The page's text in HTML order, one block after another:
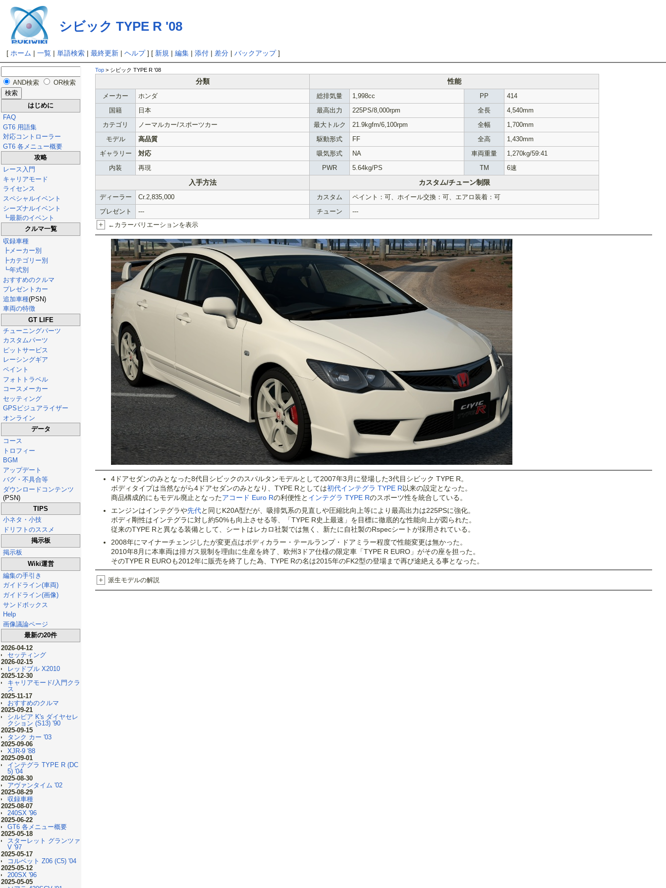
シビック TYPE R '08
[ ホーム |一覧 |単語検索 |最終更新 |ヘルプ] [ 新規 |編集 |添付 | 差分 |バックアップ]
AND検索 OR検索
はじめに
FAQ
GT6 用語集
対応コントローラー
GT6 各メニュー概要
攻略
レース入門
キャリアモード
ライセンス
スペシャルイベント
シーズナルイベント
┗最新のイベント
クルマ一覧
収録車種
┣メーカー別
┣カテゴリー別
┗年式別
おすすめのクルマ
プレゼントカー
追加車種(PSN)
車両の特徴
GT LIFE
チューニングパーツ
カスタムパーツ
ピットサービス
レーシングギア
ペイント
フォトトラベル
コースメーカー
セッティング
GPSビジュアライザー
オンライン
データ
コース
トロフィー
BGM
アップデート
バグ・不具合等
ダウンロードコンテンツ
(PSN)
TIPS
小ネタ・小技
ドリフトのススメ
掲示板
掲示板
Wiki運営
編集の手引き
ガイドライン(車両)
ガイドライン(画像)
サンドボックス
Help
画像議論ページ
最新の20件
2026-04-12
セッティング
2026-02-15
レッドブル X2010
2025-12-30
キャリアモード/入門クラ
ス
2025-11-17
おすすめのクルマ
2025-09-21
シルビア K's ダイヤセレ
クション (S13) '90
2025-09-15
タンク カー '03
2025-09-06
XJR-9 '88
2025-09-01
インテグラ TYPE R (DC
5) '04
2025-08-30
アヴァンタイム '02
2025-08-29
収録車種
2025-08-07
240SX '96
2025-06-22
GT6 各メニュー概要
2025-05-18
スターレット グランツァ
V '97
2025-05-17
コルベット Z06 (C5) '04
2025-05-12
200SX '96
2025-05-05
Top > シビック TYPE R '08
分類 性能
メーカー ホンダ 総排気量 1,998cc PP
414
国籍
日本 最高出力 225PS/8,000rpm 全長
4,540mm
カテゴリ
ノーマルカー/スポーツカー 最大トルク 21.9kgfm/6,100rpm 全幅
1,700mm
モデル
高品質 駆動形式 FF 全高
1,430mm
ギャラリー
対応 吸気形式 NA 車両重量
1,270kg/59:41
内装
再現 PWR 5.64kg/PS TM 6速
入手方法 カスタム/チューン制限
ディーラー Cr.2,835,000 カスタム
ペイント：可、ホイール交換：可、エアロ装着：可
プレゼント
--- チューン ---
+ ←カラーバリエーションを表示
4ドアセダンのみとなった8代目シビックのスパルタンモデルとして2007年3月に登場した3代目シビック TYPE R。
ボディタイプは当然ながら4ドアセダンのみとなり、TYPE Rとしては初代インテグラ TYPE R以来の設定となった。
商品構成的にもモデル廃止となったアコード Euro Rの利便性と インテグラ TYPE Rのスポーツ性を統合している。
エンジンはインテグラや先代と同じK20A型だが、吸排気系の見直しや圧縮比向上等により最高出力は225PSに強化。
ボディ剛性はインテグラに対し約50%も向上させる等、「TYPE R史上最速」を目標に徹底的な性能向上が図られた。
従来のTYPE Rと異なる装備として、シートはレカロ社製では無く、新たに自社製のRspecシートが採用されている。
2008年にマイナーチェンジしたが変更点はボディカラー・テールランプ・ドアミラー程度で性能変更は無かった。
2010年8月に本車両は排ガス規制を理由に生産を終了、欧州3ドア仕様の限定車「TYPE R EURO」がその座を担った。
そのTYPE R EUROも2012年に販売を終了した為、TYPE Rの名は2015年のFK2型の登場まで再び途絶える事となった。
+ 派生モデルの解説